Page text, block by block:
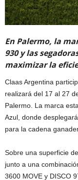
En Palermo, la
930 y las
maximizar la
Claas Argentina
realizará del 17 al 27
Palermo. La marca
Azul, donde
para la cadena
Sobre una superficie
junto a una
3600 MOVE y DISCO